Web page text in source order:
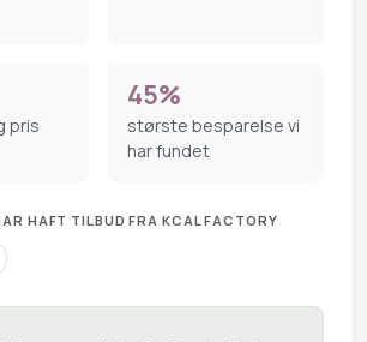
pris
45%
største besparelse vi
har fundet
HAFT TILBUD FRA KCAL FACTORY